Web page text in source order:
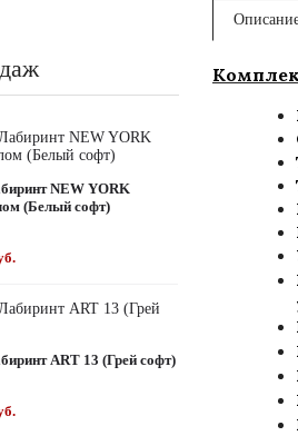
NEW YORK
(Белый софт)
ART 13 (Грей софт)